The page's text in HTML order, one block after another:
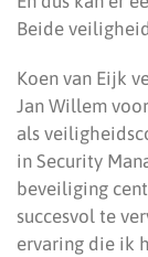
Beide
Koen van Eijk
Jan Willem
als
in Security
beveiliging
succesvol te
ervaring die ik